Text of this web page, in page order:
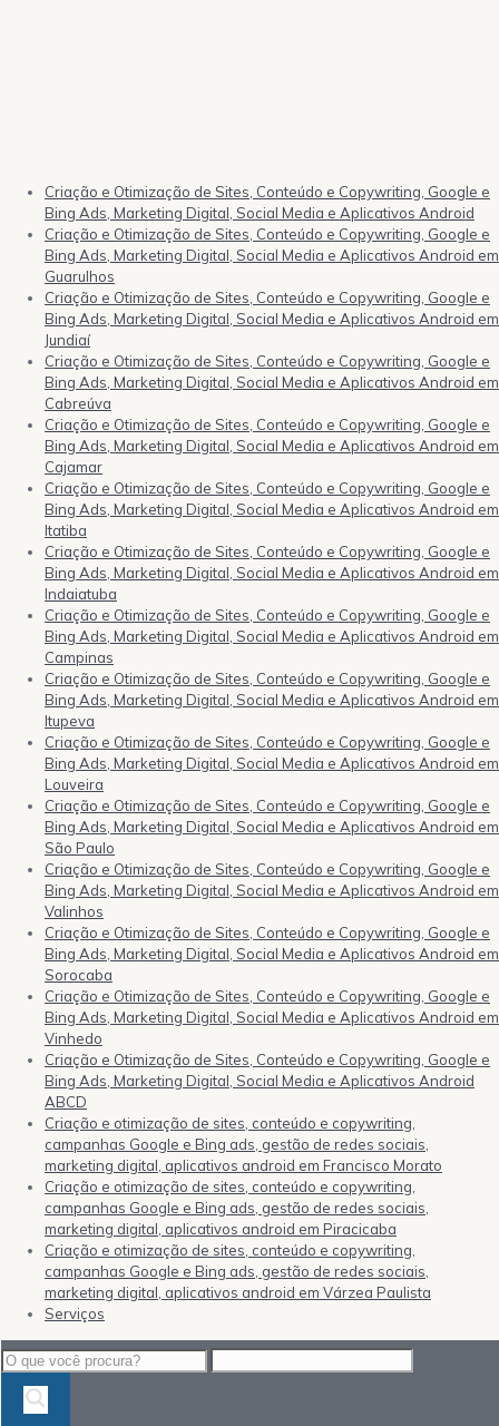
Criação e Otimização de Sites, Conteúdo e Copywriting, Google e
Bing Ads, Marketing Digital, Social Media e Aplicativos Android
Criação e Otimização de Sites, Conteúdo e Copywriting, Google e
Bing Ads, Marketing Digital, Social Media e Aplicativos Android em
Guarulhos
Criação e Otimização de Sites, Conteúdo e Copywriting, Google e
Bing Ads, Marketing Digital, Social Media e Aplicativos Android em
Jundiaí
Criação e Otimização de Sites, Conteúdo e Copywriting, Google e
Bing Ads, Marketing Digital, Social Media e Aplicativos Android em
Cabreúva
Criação e Otimização de Sites, Conteúdo e Copywriting, Google e
Bing Ads, Marketing Digital, Social Media e Aplicativos Android em
Cajamar
Criação e Otimização de Sites, Conteúdo e Copywriting, Google e
Bing Ads, Marketing Digital, Social Media e Aplicativos Android em
Itatiba
Criação e Otimização de Sites, Conteúdo e Copywriting, Google e
Bing Ads, Marketing Digital, Social Media e Aplicativos Android em
Indaiatuba
Criação e Otimização de Sites, Conteúdo e Copywriting, Google e
Bing Ads, Marketing Digital, Social Media e Aplicativos Android em
Campinas
Criação e Otimização de Sites, Conteúdo e Copywriting, Google e
Bing Ads, Marketing Digital, Social Media e Aplicativos Android em
Itupeva
Criação e Otimização de Sites, Conteúdo e Copywriting, Google e
Bing Ads, Marketing Digital, Social Media e Aplicativos Android em
Louveira
Criação e Otimização de Sites, Conteúdo e Copywriting, Google e
Bing Ads, Marketing Digital, Social Media e Aplicativos Android em
São Paulo
Criação e Otimização de Sites, Conteúdo e Copywriting, Google e
Bing Ads, Marketing Digital, Social Media e Aplicativos Android em
Valinhos
Criação e Otimização de Sites, Conteúdo e Copywriting, Google e
Bing Ads, Marketing Digital, Social Media e Aplicativos Android em
Sorocaba
Criação e Otimização de Sites, Conteúdo e Copywriting, Google e
Bing Ads, Marketing Digital, Social Media e Aplicativos Android em
Vinhedo
Criação e Otimização de Sites, Conteúdo e Copywriting, Google e
Bing Ads, Marketing Digital, Social Media e Aplicativos Android
ABCD
Criação e otimização de sites, conteúdo e copywriting,
campanhas Google e Bing ads, gestão de redes sociais,
marketing digital, aplicativos android em Francisco Morato
Criação e otimização de sites, conteúdo e copywriting,
campanhas Google e Bing ads, gestão de redes sociais,
marketing digital, aplicativos android em Piracicaba
Criação e otimização de sites, conteúdo e copywriting,
campanhas Google e Bing ads, gestão de redes sociais,
marketing digital, aplicativos android em Várzea Paulista
Serviços